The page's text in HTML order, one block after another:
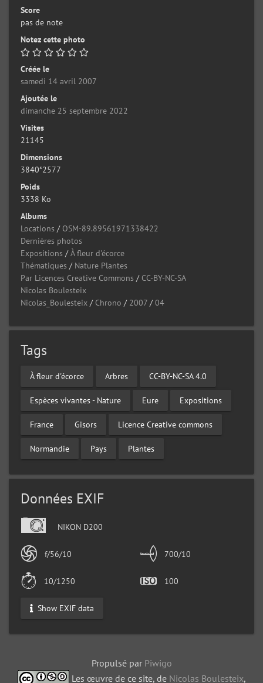
Score
pas de note
Notez cette photo
Créée le
samedi 14 avril 2007
Ajoutée le
dimanche 25 septembre 2022
Visites
21145
Dimensions
3840*2577
Poids
3338 Ko
Albums
Locations / OSM-89.89561971338422
Dernières photos
Expositions /À fleur d'écorce
Thématiques / Nature Plantes
Par Licences Creative Commons / CC-BY-NC-SA
Nicolas Boulesteix
Nicolas_Boulesteix / Chrono / 2007 /04
Tags
À fleur d'écorce Arbres CC-BY-NC-SA 4.0
Espèces vivantes - Nature Eure Expositions
France Gisors Licence Creative commons
Normandie Pays Plantes
Données EXIF
NIKON D200
f/56/10 700/10
10/1250 100
Show EXIF data
Propulsé par Piwigo
Les œuvre de ce site, de Nicolas Boulesteix,